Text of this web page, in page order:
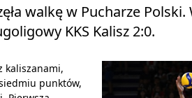
walkę w Pucharze
KKS Kalisz 2:0.
kaliszanami,
punktów,